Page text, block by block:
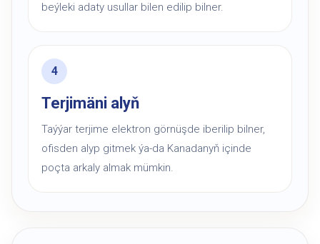
beýleki adaty usullar bilen edilip bilner.
Terjimäni alyň
Taýýar terjime elektron görnüşde iberilip bilner,
ofisden alyp gitmek ýa-da Kanadanyň içinde
poçta arkaly almak mümkin.